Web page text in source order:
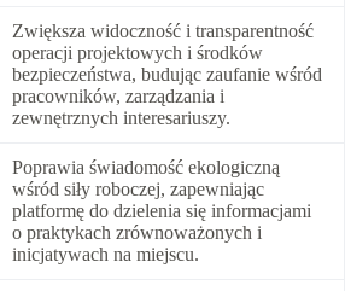
Zwiększa widoczność i transparentność
operacji projektowych i środków
bezpieczeństwa, budując zaufanie wśród
pracowników, zarządzania i
zewnętrznych interesariuszy.
Poprawia świadomość ekologiczną
wśród siły roboczej, zapewniając
platformę do dzielenia się informacjami
o praktykach zrównoważonych i
inicjatywach na miejscu.